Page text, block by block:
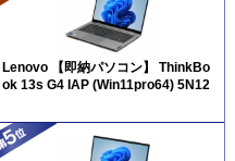
Lenovo 【即納パソコン】 ThinkBo
ok 13s G4 IAP (Win11pro64) 5N12